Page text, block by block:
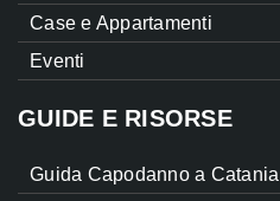
Case e Appartamenti
Eventi
GUIDE E RISORSE
Guida Capodanno a Catania